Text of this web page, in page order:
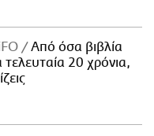
Από όσα βιβλία
τελευταία 20 χρόνια,